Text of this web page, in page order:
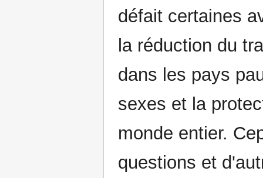
défait certaines
la réduction du
dans les pays
sexes et la
monde entier.
questions et